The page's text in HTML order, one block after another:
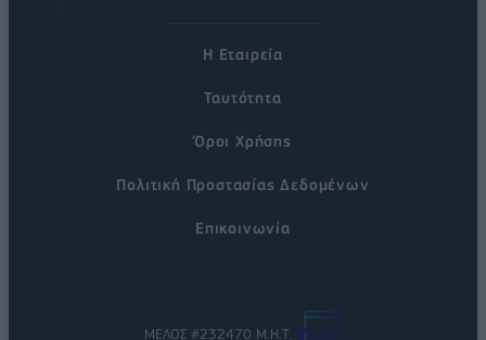
Η Εταιρεία
Ταυτότητα
Όροι Χρήσης
Πολιτική Προστασίας Δεδομένων
Επικοινωνία
ΜΕΛΟΣ #232470 Μ.Η.Τ.